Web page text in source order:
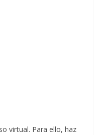
virtual. Para ello, haz